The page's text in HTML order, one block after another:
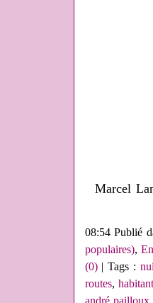
Marcel
08:54 Publié
populaires),
(0)| Tags :
routes,